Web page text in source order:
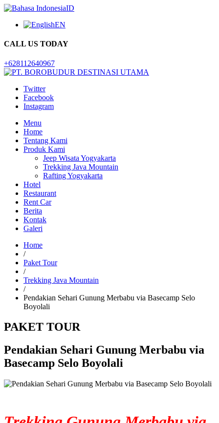
ID
EN
CALL US TODAY
+628112640967
Twitter
Facebook
Instagram
Menu
Home
Tentang Kami
Produk Kami
Jeep Wisata Yogyakarta
Trekking Java Mountain
Rafting Yogyakarta
Hotel
Restaurant
Rent Car
Berita
Kontak
Galeri
Home
/
Paket Tour
/
Trekking Java Mountain
/
Pendakian Sehari Gunung Merbabu via Basecamp Selo
Boyolali
PAKET TOUR
Pendakian Sehari Gunung Merbabu via
Basecamp Selo Boyolali